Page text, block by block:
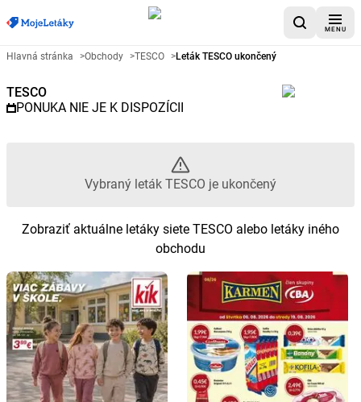
MENU
Reklamný leták TESCO -
Hlavná stránka >Obchody >TESCO >Leták TESCO ukončený
TESCO
PONUKA NIE JE K DISPOZÍCII
Vybraný leták TESCO je ukončený
Zobraziť aktuálne letáky siete TESCO alebo letáky iného
obchodu